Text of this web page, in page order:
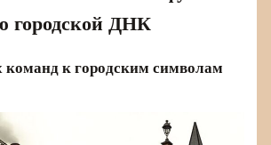
городской ДНК
к городским символам